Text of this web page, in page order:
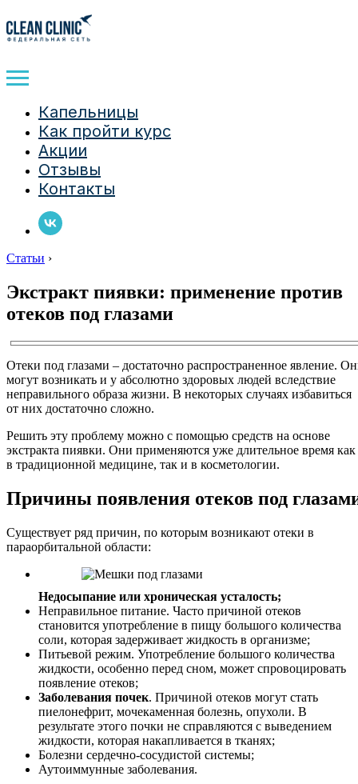
Капельницы
Как пройти курс
Акции
Отзывы
Контакты
Статьи ›
Экстракт пиявки: применение против
отеков под глазами
Отеки под глазами – достаточно распространенное явление.
могут возникать и у абсолютно здоровых людей вследствие
неправильного образа жизни. В некоторых случаях избавиться
от них достаточно сложно.
Решить эту проблему можно с помощью средств на основе
экстракта пиявки. Они применяются уже длительное время как
в традиционной медицине, так и в косметологии.
Причины появления отеков под
Существует ряд причин, по которым возникают отеки в
параорбитальной области:
Недосыпание или хроническая усталость;
Неправильное питание. Часто причиной отеков
становится употребление в пищу большого количества
соли, которая задерживает жидкость в организме;
Питьевой режим. Употребление большого количества
жидкости, особенно перед сном, может спровоцировать
появление отеков;
Заболевания почек. Причиной отеков могут стать
пиелонефрит, мочекаменная болезнь, опухоли. В
результате этого почки не справляются с выведением
жидкости, которая накапливается в тканях;
Болезни сердечно-сосудистой системы;
Аутоиммунные заболевания.